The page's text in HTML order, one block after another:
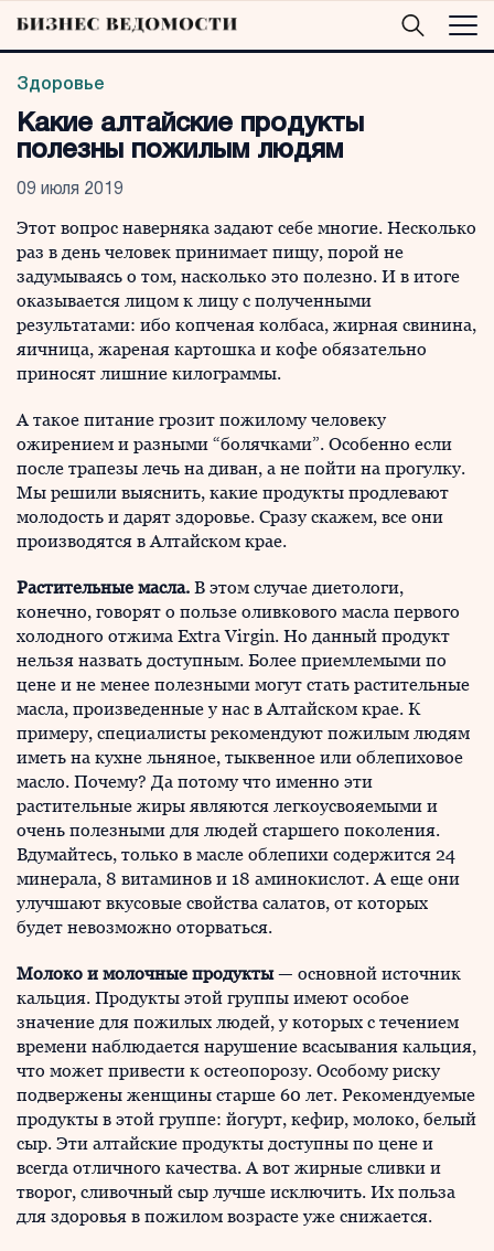
Здоровье
Какие алтайские продукты
полезны пожилым людям
09 июля 2019
Этот вопрос наверняка задают себе многие. Несколько
раз в день человек принимает пищу, порой не
задумываясь о том, насколько это полезно. И в итоге
оказывается лицом к лицу с полученными
результатами: ибо копченая колбаса, жирная свинина,
яичница, жареная картошка и кофе обязательно
приносят лишние килограммы.
А такое питание грозит пожилому человеку
ожирением и разными “болячками”. Особенно если
после трапезы лечь на диван, а не пойти на прогулку.
Мы решили выяснить, какие продукты продлевают
молодость и дарят здоровье. Сразу скажем, все они
производятся в Алтайском крае.
Растительные масла. В этом случае диетологи,
конечно, говорят о пользе оливкового масла первого
холодного отжима Extra Virgin. Но данный продукт
нельзя назвать доступным. Более приемлемыми по
цене и не менее полезными могут стать растительные
масла, произведенные у нас в Алтайском крае. К
примеру, специалисты рекомендуют пожилым людям
иметь на кухне льняное, тыквенное или облепиховое
масло. Почему? Да потому что именно эти
растительные жиры являются легкоусвояемыми и
очень полезными для людей старшего поколения.
Вдумайтесь, только в масле облепихи содержится 24
минерала, 8 витаминов и 18 аминокислот. А еще они
улучшают вкусовые свойства салатов, от которых
будет невозможно оторваться.
Молоко и молочные продукты— основной источник
кальция. Продукты этой группы имеют особое
значение для пожилых людей, у которых с течением
времени наблюдается нарушение всасывания кальция,
что может привести к остеопорозу. Особому риску
подвержены женщины старше 60 лет. Рекомендуемые
продукты в этой группе: йогурт, кефир, молоко, белый
сыр. Эти алтайские продукты доступны по цене и
всегда отличного качества. А вот жирные сливки и
творог, сливочный сыр лучше исключить. Их польза
для здоровья в пожилом возрасте уже снижается.